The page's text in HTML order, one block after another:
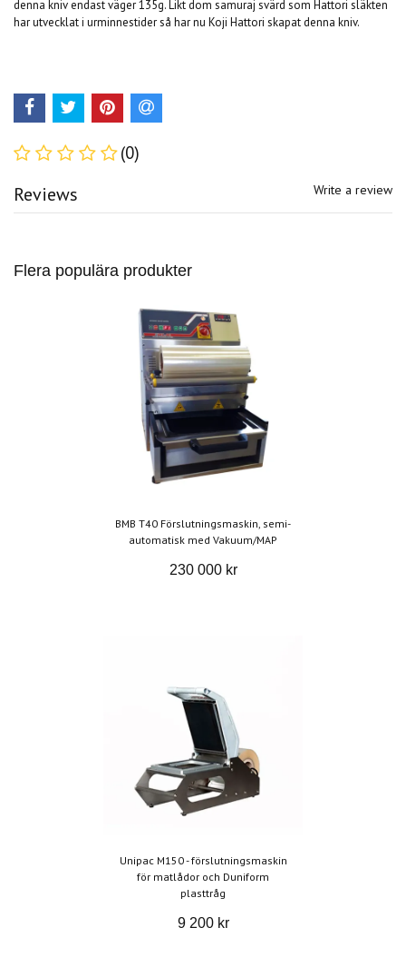
denna kniv endast väger 135g. Likt dom samuraj svärd som Hattori släkten
har utvecklat i urminnestider så har nu Koji Hattori skapat denna kniv.
(0)
Reviews Write a review
Flera populära produkter
BMB T40 Förslutningsmaskin, semi-
automatisk med Vakuum/MAP
230 000 kr
Unipac M150 - förslutningsmaskin
för matlådor och Duniform
plasttråg
9 200 kr